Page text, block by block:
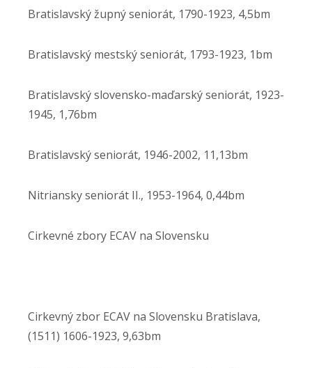
Bratislavský župný seniorát, 1790-1923, 4,5bm
Bratislavský mestský seniorát, 1793-1923, 1bm
Bratislavský slovensko-maďarský seniorát, 1923-
1945, 1,76bm
Bratislavský seniorát, 1946-2002, 11,13bm
Nitriansky seniorát II., 1953-1964, 0,44bm
Cirkevné zbory ECAV na Slovensku
Cirkevný zbor ECAV na Slovensku Bratislava,
(1511) 1606-1923, 9,63bm